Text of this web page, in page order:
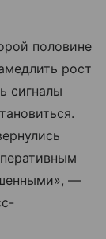
половине
рост
сигналы
—